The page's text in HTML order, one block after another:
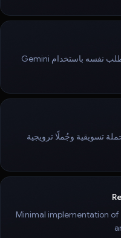
كيفية استخدام صور متعددة في الطلب نفسه باستخدام Gemini
تسويقية وجُملًا ترويجية
Minimal implementation of